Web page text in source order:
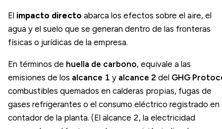
El impacto directo abarca los efectos sobre el aire, el
agua y el suelo que se generan dentro de las fronteras
físicas o jurídicas de la empresa.
En términos de huella de carbono, equivale a las
emisiones de los alcance 1 y alcance 2 del GHG
combustibles quemados en calderas propias, fugas de
gases refrigerantes o el consumo eléctrico registrado en
contador de la planta. (El alcance 2, la electricidad